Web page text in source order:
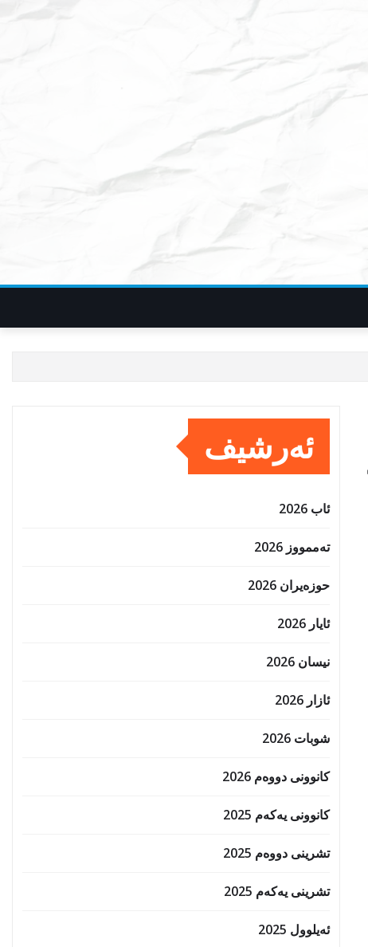
ئەرشیف
ئاب 2026
تەممووز 2026
حوزه‌یران 2026
ئایار 2026
نیسان 2026
ئازار 2026
شوبات 2026
کانوونی دووەم 2026
کانوونی یەکەم 2025
تشرینی دووەم 2025
تشرینی یەکەم 2025
ئەیلوول 2025